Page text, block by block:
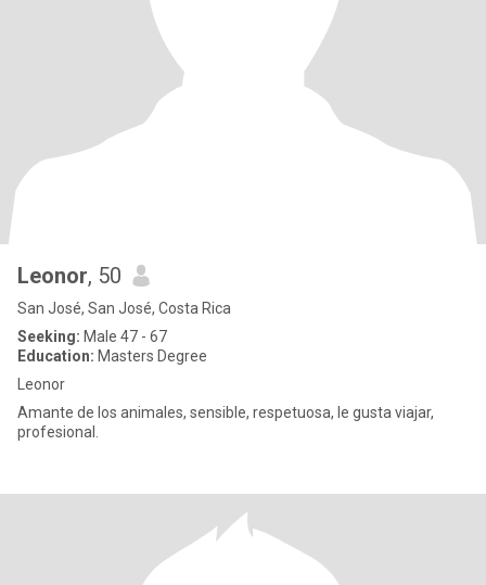
Leonor, 50
San José, San José, Costa Rica
Seeking: Male 47 - 67
Education: Masters Degree
Leonor
Amante de los animales, sensible, respetuosa, le gusta viajar,
profesional.